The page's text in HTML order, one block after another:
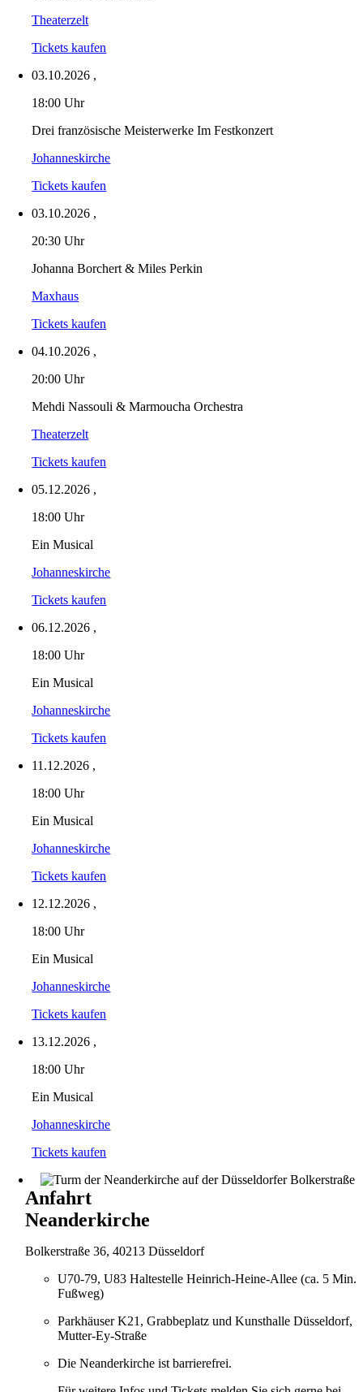
Theaterzelt
Tickets kaufen
03.10.2026 ,
18:00 Uhr
Drei französische Meisterwerke Im Festkonzert
Johanneskirche
Tickets kaufen
03.10.2026 ,
20:30 Uhr
Johanna Borchert & Miles Perkin
Maxhaus
Tickets kaufen
04.10.2026 ,
20:00 Uhr
Mehdi Nassouli & Marmoucha Orchestra
Theaterzelt
Tickets kaufen
05.12.2026 ,
18:00 Uhr
Ein Musical
Johanneskirche
Tickets kaufen
06.12.2026 ,
18:00 Uhr
Ein Musical
Johanneskirche
Tickets kaufen
11.12.2026 ,
18:00 Uhr
Ein Musical
Johanneskirche
Tickets kaufen
12.12.2026 ,
18:00 Uhr
Ein Musical
Johanneskirche
Tickets kaufen
13.12.2026 ,
18:00 Uhr
Ein Musical
Johanneskirche
Tickets kaufen
Anfahrt
Neanderkirche
Bolkerstraße 36, 40213 Düsseldorf
U70-79, U83 Haltestelle Heinrich-Heine-Allee (ca. 5 Min.
Fußweg)
Parkhäuser K21, Grabbeplatz und Kunsthalle Düsseldorf,
Mutter-Ey-Straße
Die Neanderkirche ist barrierefrei.